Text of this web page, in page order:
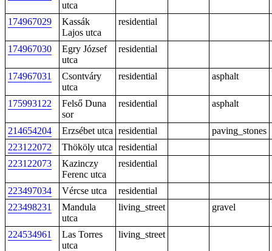
utca
174967029
Kassák
Lajos utca
residential
174967030
Egry József
utca
residential
174967031
Csontváry
utca
residential asphalt
175993122
Felső Duna
sor
residential asphalt
214654204 Erzsébet utca residential
paving_stones
223122072
Thököly utca residential
223122073
Kazinczy
Ferenc utca
residential
223497034 Vércse utca
residential
223498231
Mandula
utca
living_street gravel
224534961
Las Torres
utca
living_street